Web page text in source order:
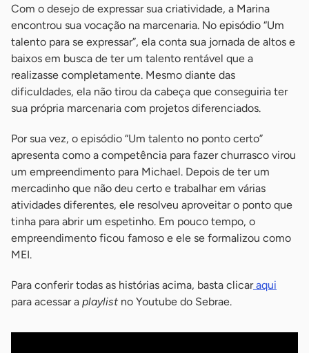
Com o desejo de expressar sua criatividade, a Marina
encontrou sua vocação na marcenaria. No episódio “Um
talento para se expressar”, ela conta sua jornada de altos e
baixos em busca de ter um talento rentável que a
realizasse completamente. Mesmo diante das
dificuldades, ela não tirou da cabeça que conseguiria ter
sua própria marcenaria com projetos diferenciados.
Por sua vez, o episódio “Um talento no ponto certo”
apresenta como a competência para fazer churrasco virou
um empreendimento para Michael. Depois de ter um
mercadinho que não deu certo e trabalhar em várias
atividades diferentes, ele resolveu aproveitar o ponto que
tinha para abrir um espetinho. Em pouco tempo, o
empreendimento ficou famoso e ele se formalizou como
MEI.
Para conferir todas as histórias acima, basta clicaraqui
para acessar a playlist no Youtube do Sebrae.